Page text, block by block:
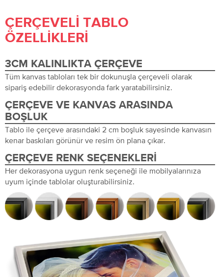
ÇERÇEVELI TABLO
ÖZELLIKLERI
3CM KALINLIKTA ÇERÇEVE
Tüm kanvas tabloları tek bir dokunuşla çerçeveli olarak
sipariş edebilir dekorasyonda fark yaratabilirsiniz.
ÇERÇEVE VE KANVAS ARASINDA
BOŞLUK
Tablo ile çerçeve arasındaki 2 cm boşluk sayesinde kanvasın
kenar baskıları görünür ve resim ön plana çıkar.
ÇERÇEVE RENK SEÇENEKLERI
Her dekorasyona uygun renk seçeneği ile mobilyalarınıza
uyum içinde tablolar oluşturabilirsiniz.